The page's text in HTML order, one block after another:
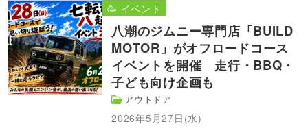
八潮のジムニー専門店「BUILD
MOTOR」がオフロードコース
イベントを開催 走行・BBQ・
子ども向け企画も
アウトドア
2026年5月27日(水)
🥳 イベント